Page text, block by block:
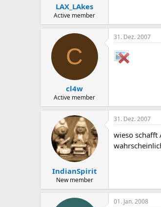
LAX_LAkes
Active member
C
cl4w
Active member
31. Dez. 2007
IndianSpirit
New member
31. Dez. 2007
wieso schafft
01. Jan. 2008